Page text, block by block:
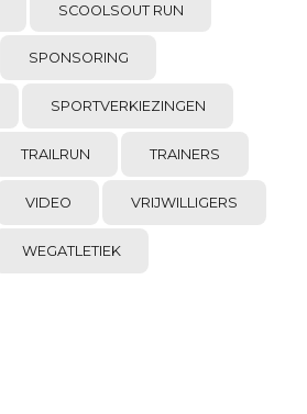
SCOOLSOUT RUN
SPONSORING
SPORTVERKIEZINGEN
TRAILRUN TRAINERS
VIDEO VRIJWILLIGERS
WEGATLETIEK